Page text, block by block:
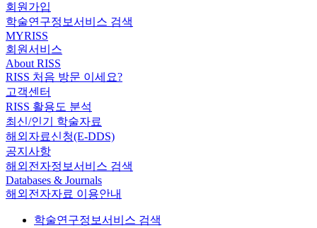
회원가입
학술연구정보서비스 검색
MYRISS
회원서비스
About RISS
RISS 처음 방문 이세요?
고객센터
RISS 활용도 분석
최신/인기 학술자료
해외자료신청(E-DDS)
공지사항
해외전자정보서비스 검색
Databases & Journals
해외전자자료 이용안내
학술연구정보서비스 검색